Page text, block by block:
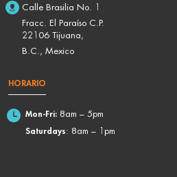
Calle Brasilia No. 1
Fracc. El Paraíso C.P.
22106 Tijuana,
B.C., Mexico
HORARIO
Mon-Fri:8am – 5pm
Saturdays: 8am – 1pm